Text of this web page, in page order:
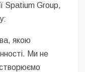
Spatium Group,
якою
Ми не